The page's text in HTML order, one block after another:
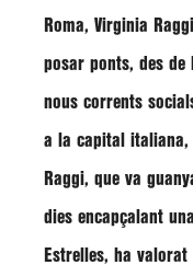
Roma, Virginia Raggi
posar ponts, des de
nous corrents
a la capital italiana,
Raggi, que va
dies encapçalant
Estrelles, ha